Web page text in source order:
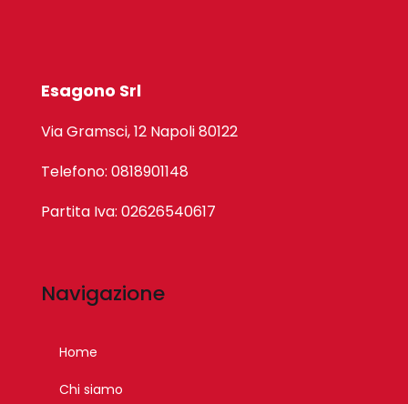
Esagono Srl
Via Gramsci, 12 Napoli 80122
Telefono: 0818901148
Partita Iva: 02626540617
Navigazione
Home
Chi siamo